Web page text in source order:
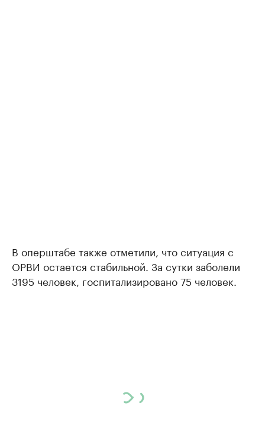
В оперштабе также отметили, что ситуация с
ОРВИ остается стабильной. За сутки заболели
3195 человек, госпитализировано 75 человек.